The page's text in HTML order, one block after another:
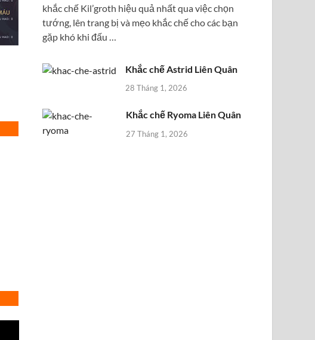
khắc chế Kil’groth hiệu quả nhất qua việc chọn
tướng, lên trang bị và mẹo khắc chế cho các bạn
gặp khó khi đấu …
Khắc chế Astrid Liên Quân
28 Tháng 1, 2026
Khắc chế Ryoma Liên Quân
27 Tháng 1, 2026